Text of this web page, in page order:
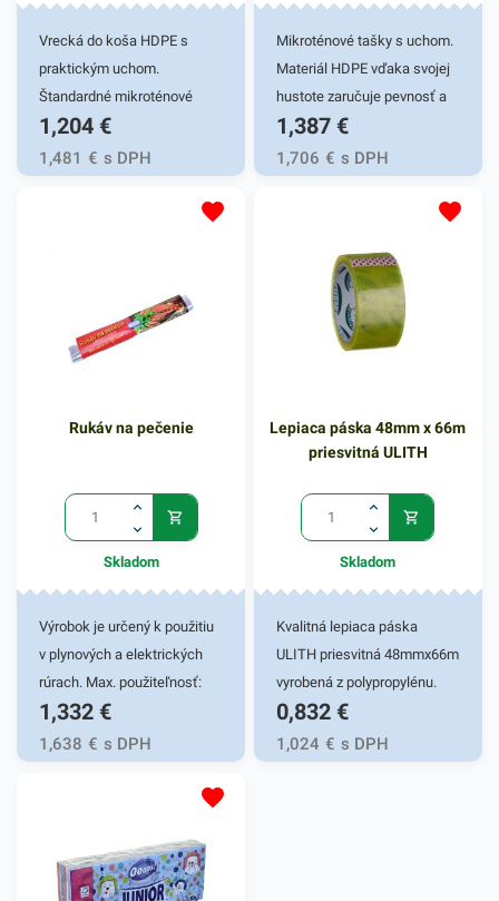
Vrecká do koša HDPE s
praktickým uchom.
Štandardné mikroténové
vrecká do koša, bez
zápachu, recyklovateľné.
Používajú sa ako ochrana
odpadom. Svoje využitie
nájdu v domácnostiach,
kanceláriách, obchodoch,
1,204 €
1,481 € s DPH
Mikroténové tašky s uchom.
Materiál HDPE vďaka svojej
hustote zaručuje pevnosť a
odolnosť. Je netoxický, preto
sa využíva hlavne v
potravinárstve pri balení
tovare. Svoje využitie si nájdu
aj v domácnostiach. 100%
recyklovateľné. Praktické
odtrhávacie rolky. Počet
1,387 €
1,706 € s DPH
Rukáv na pečenie
Skladom
Výrobok je určený k použitiu
v plynových a elektrických
rúrach. Max. použiteľnosť:
220°C/ max 2.hod. Takto
upečené jedlo je obzvlášť
chutné, ľahko stráviteľné,
šetrí kalórie, chráni vôňu a
vitamíny a pritom rúra na
pečenie zostáva čistá.
1,332 €
1,638 € s DPH
Lepiaca páska 48mm x 66m
priesvitná ULITH
Skladom
Kvalitná lepiaca páska
ULITH priesvitná 48mmx66m
vyrobená z polypropylénu.
Vyznačuje sa vysokou
lepivosťou a je výborná na
archivovanie a balenie
0,832 €
1,024 € s DPH